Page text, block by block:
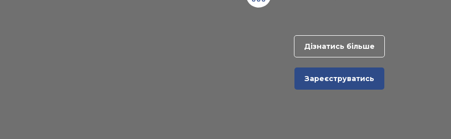
Дізнатись більше
Зареєструватись